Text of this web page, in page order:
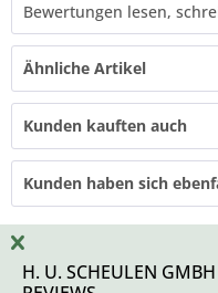
Bewertungen lesen,
Ähnliche Artikel
Kunden kauften auch
Kunden haben sich
H. U. SCHEULEN